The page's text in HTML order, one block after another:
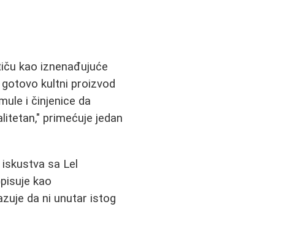
kao iznenađujuće
gotovo kultni proizvod
i činjenice da
primećuje jedan
sa Lel
kao
da ni unutar istog